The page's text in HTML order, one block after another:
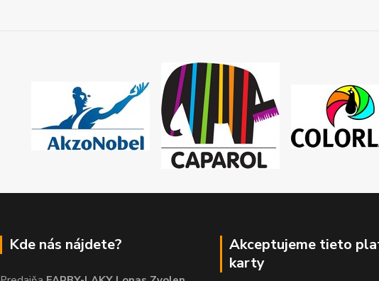
Kde nás nájdete?
Akceptujeme tieto
karty